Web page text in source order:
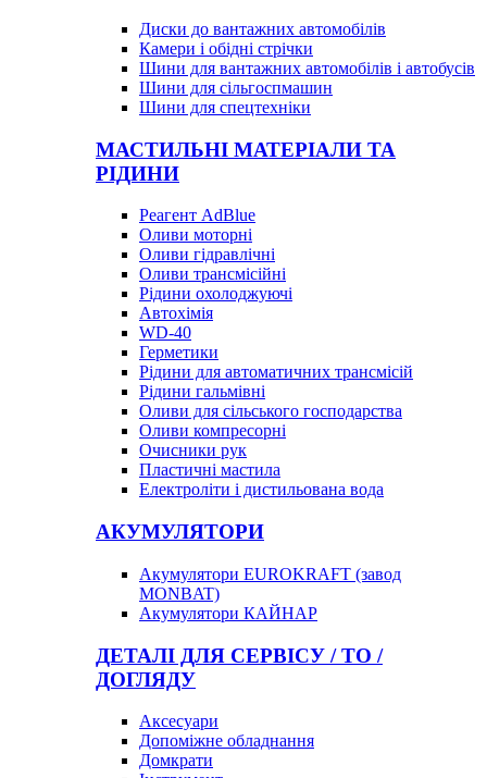
Диски до вантажних автомобілів
Камери і обідні стрічки
Шини для вантажних автомобілів і автобусів
Шини для сільгоспмашин
Шини для спецтехніки
МАСТИЛЬНІ МАТЕРІАЛИ ТА
РІДИНИ
Реагент AdBlue
Оливи моторні
Оливи гідравлічні
Оливи трансмісійні
Рідини охолоджуючі
Автохімія
WD-40
Герметики
Рідини для автоматичних трансмісій
Рідини гальмівні
Оливи для сільського господарства
Оливи компресорні
Очисники рук
Пластичні мастила
Електроліти і дистильована вода
АКУМУЛЯТОРИ
Акумулятори EUROKRAFT (завод
MONBAT)
Акумулятори КАЙНАР
ДЕТАЛІ ДЛЯ СЕРВІСУ / ТО /
ДОГЛЯДУ
Аксесуари
Допоміжне обладнання
Домкрати